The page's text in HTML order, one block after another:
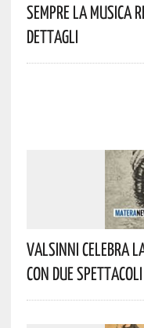
Sempre La Musica
Dettagli
Valsinni Celebra
Con Due